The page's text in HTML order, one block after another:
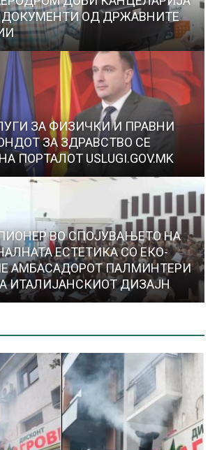
ОД ДРЖАВНИТЕ
ЗА ФИЗИЧКИ И ПРАВНИ
ЗА ЗДРАВСТВО СЕ
ПОРТАЛОТ USLUGI.GOV.MK
ВО СПОЈУВАЊЕТО НА
ЕСТЕТИКА СО ЕКО-
АМБАСАДОРОТ ПАЛМИНТЕРИ
ИТАЛИЈАНСКИОТ ДИЗАЈН